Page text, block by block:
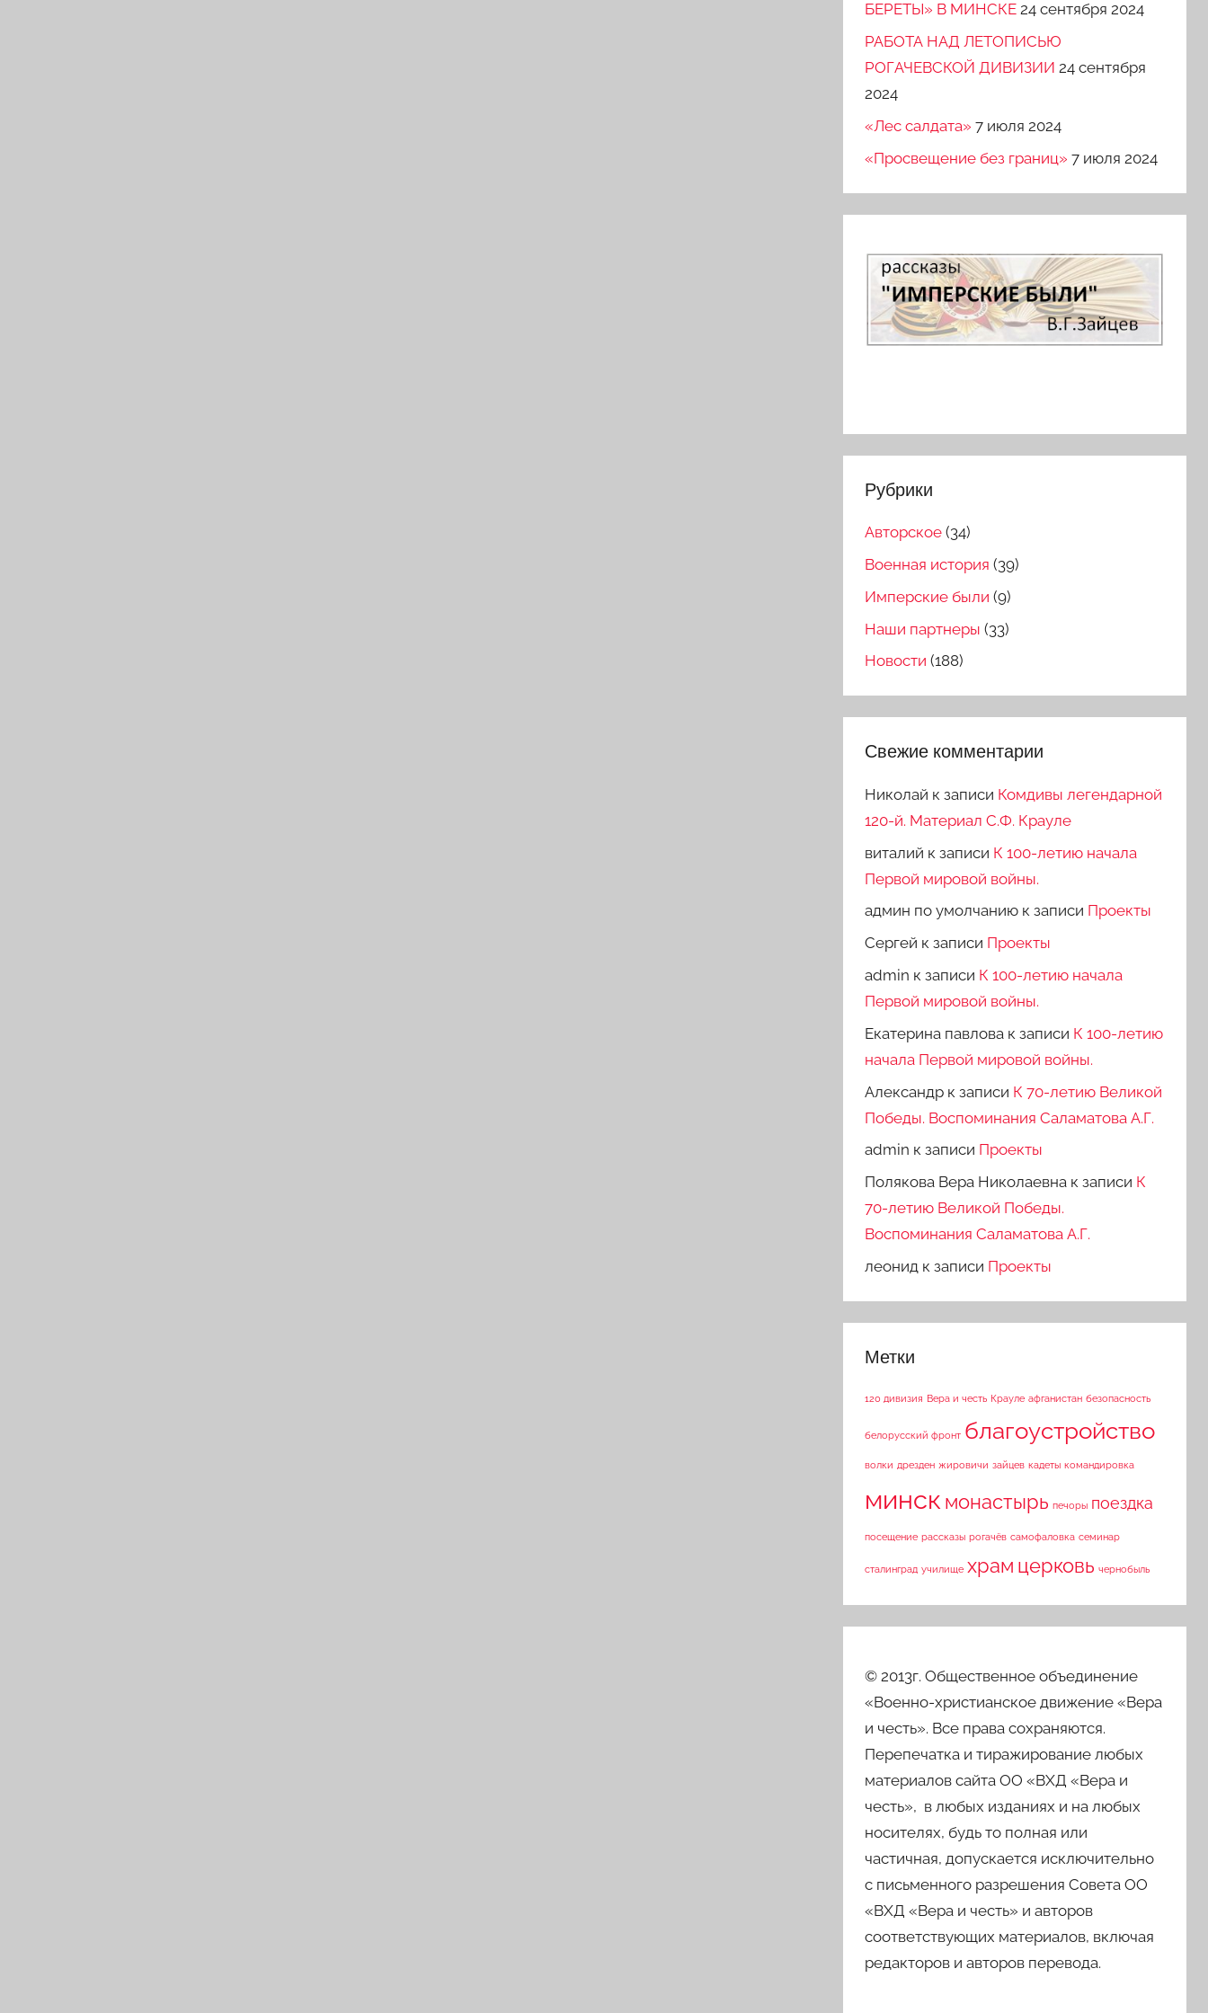
БЕРЕТЫ» В МИНСКЕ 24 сентября 2024
РАБОТА НАД ЛЕТОПИСЬЮ
РОГАЧЕВСКОЙ ДИВИЗИИ 24 сентября
2024
«Лес салдата» 7 июля 2024
«Просвещение без границ» 7 июля 2024
Рубрики
Авторское (34)
Военная история (39)
Имперские были (9)
Наши партнеры (33)
Новости (188)
Свежие комментарии
Николай к записи Комдивы легендарной
120-й. Материал С.Ф. Крауле
виталий к записи К 100-летию начала
Первой мировой войны.
админ по умолчанию к записи Проекты
Сергей к записи Проекты
admin к записи К 100-летию начала
Первой мировой войны.
Екатерина павлова к записи К 100-летию
начала Первой мировой войны.
Александр к записи К 70-летию Великой
Победы. Воспоминания Саламатова А.Г.
admin к записи Проекты
Полякова Вера Николаевна к записи К
70-летию Великой Победы.
Воспоминания Саламатова А.Г.
леонид к записи Проекты
Метки
120 дивизия Вера и честь Крауле афганистан безопасность
белорусский фронт благоустройство
волки дрезден жировичи зайцев кадеты командировка
минск монастырь печоры поездка
посещение рассказы рогачёв самофаловка семинар
сталинград училище храм церковь чернобыль
© 2013г. Общественное объединение
«Военно-христианское движение «Вера
и честь». Все права сохраняются.
Перепечатка и тиражирование любых
материалов сайта ОО «ВХД «Вера и
честь», в любых изданиях и на любых
носителях, будь то полная или
частичная, допускается исключительно
с письменного разрешения Совета ОО
«ВХД «Вера и честь» и авторов
соответствующих материалов, включая
редакторов и авторов перевода.